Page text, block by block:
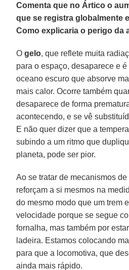
Comenta que no Ártico o
que se registra globalmente
Como explicaria o perigo da
Ogelo, que reflete muita
para o espaço, desaparece e
oceano escuro que absorve
mais calor. Ocorre também
desaparece de forma
acontecendo, e se vê
E não quer dizer que a
subindo a um ritmo que
planeta, pode ser pior.
Ao se tratar de mecanismos
reforçam a si mesmos na
do mesmo modo que um trem
velocidade porque se segue
fornalha, mas também por
ladeira. Estamos colocando
para que a locomotiva, que
ainda mais rápido.